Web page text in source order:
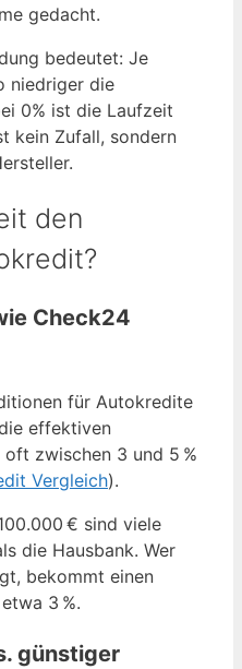
gedacht.
bedeutet: Je
niedriger die
0% ist die Laufzeit
kein Zufall, sondern
den
Check24
für Autokredite
effektiven
zwischen 3 und 5 %
Vergleich).
€ sind viele
die Hausbank. Wer
bekommt einen
3 %.
günstiger